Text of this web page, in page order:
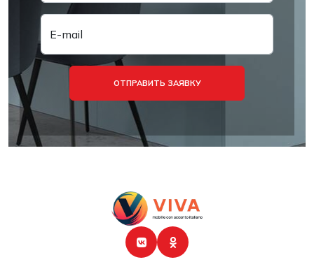
E-mail
ОТПРАВИТЬ ЗАЯВКУ